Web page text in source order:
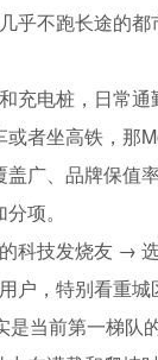
乎不跑长途的
充电桩，日常
者坐高铁，那
广、品牌保值
项。
科技发烧友 →
户，特别看重城
是当前第一梯队